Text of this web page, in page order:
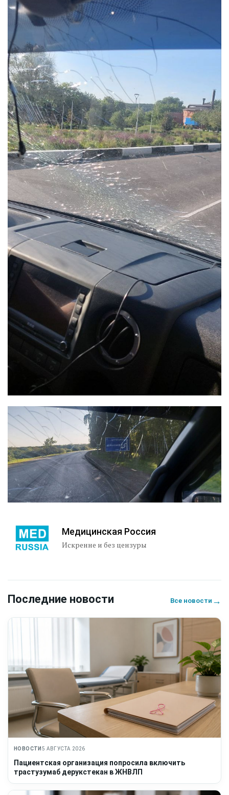
Медицинская Россия
Искренне и без цензуры
Последние новости Все новости →
НОВОСТИ 5 АВГУСТА 2026
Пациентская организация попросила включить
трастузумаб дерукстекан в ЖНВЛП